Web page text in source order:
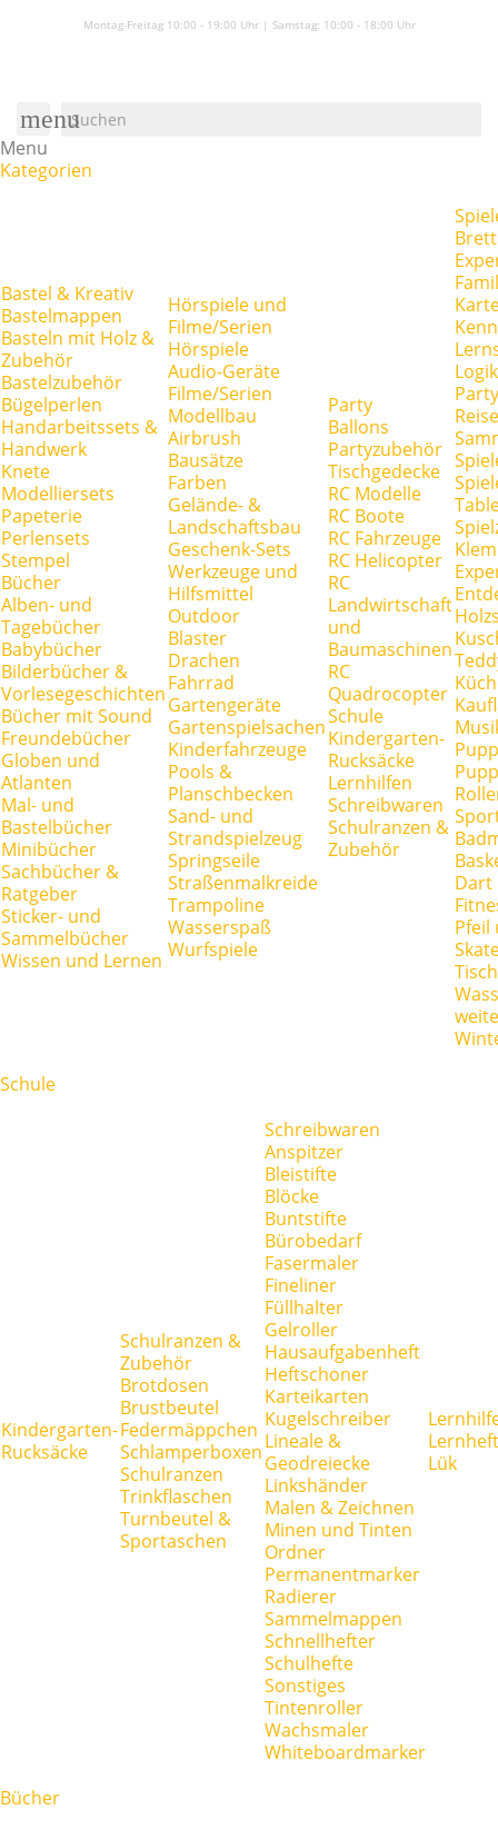
Montag-Freitag 10:00 - 19:00 Uhr | Samstag: 10:00 - 18:00 Uhr
menu
Menu
Kategorien
Bastel & Kreativ
Bastelmappen
Basteln mit Holz &
Zubehör
Bastelzubehör
Bügelperlen
Handarbeitssets &
Handwerk
Knete
Modelliersets
Papeterie
Perlensets
Stempel
Bücher
Alben- und
Tagebücher
Babybücher
Bilderbücher &
Vorlesegeschichten
Bücher mit Sound
Freundebücher
Globen und
Atlanten
Mal- und
Bastelbücher
Minibücher
Sachbücher &
Ratgeber
Sticker- und
Sammelbücher
Wissen und Lernen
Hörspiele und
Filme/Serien
Hörspiele
Audio-Geräte
Filme/Serien
Modellbau
Airbrush
Bausätze
Farben
Gelände- &
Landschaftsbau
Geschenk-Sets
Werkzeuge und
Hilfsmittel
Outdoor
Blaster
Drachen
Fahrrad
Gartengeräte
Gartenspielsachen
Kinderfahrzeuge
Pools &
Planschbecken
Sand- und
Strandspielzeug
Springseile
Straßenmalkreide
Trampoline
Wasserspaß
Wurfspiele
Party
Ballons
Partyzubehör
Tischgedecke
RC Modelle
RC Boote
RC Fahrzeuge
RC Helicopter
RC
Landwirtschaft
und
Baumaschinen
RC
Quadrocopter
Schule
Kindergarten-
Rucksäcke
Lernhilfen
Schreibwaren
Schulranzen &
Zubehör
Dart
Pfeil
Schule
Kindergarten-
Rucksäcke
Schulranzen &
Zubehör
Brotdosen
Brustbeutel
Federmäppchen
Schlamperboxen
Schulranzen
Trinkflaschen
Turnbeutel &
Sportaschen
Schreibwaren
Anspitzer
Bleistifte
Blöcke
Buntstifte
Bürobedarf
Fasermaler
Fineliner
Füllhalter
Gelroller
Hausaufgabenheft
Heftschoner
Karteikarten
Kugelschreiber
Lineale &
Geodreiecke
Linkshänder
Malen & Zeichnen
Minen und Tinten
Ordner
Permanentmarker
Radierer
Sammelmappen
Schnellhefter
Schulhefte
Sonstiges
Tintenroller
Wachsmaler
Whiteboardmarker
Lük
Bücher